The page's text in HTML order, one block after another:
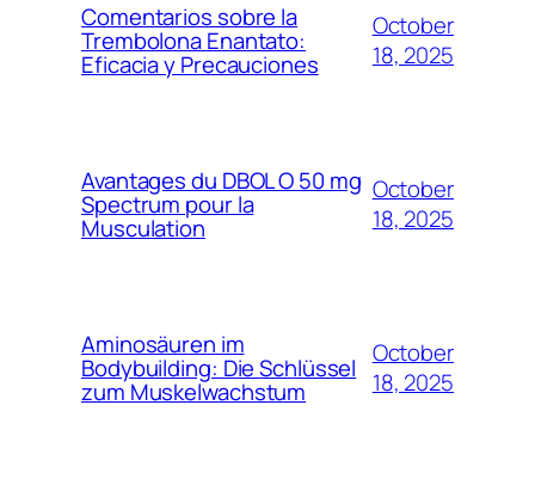
Comentarios sobre la
Trembolona Enantato:
Eficacia y Precauciones
October
18, 2025
Avantages du DBOL O 50 mg
Spectrum pour la
Musculation
October
18, 2025
Aminosäuren im
Bodybuilding: Die Schlüssel
zum Muskelwachstum
October
18, 2025